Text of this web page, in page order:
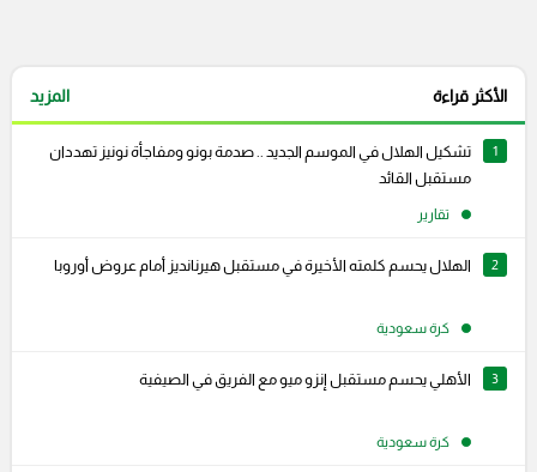
الأكثر قراءة المزيد
1
تشكيل الهلال في الموسم الجديد .. صدمة بونو ومفاجأة نونيز تهددان
مستقبل القائد
تقارير
2 الهلال يحسم كلمته الأخيرة في مستقبل هيرنانديز أمام عروض أوروبا
كرة سعودية
3 الأهلي يحسم مستقبل إنزو ميو مع الفريق في الصيفية
كرة سعودية